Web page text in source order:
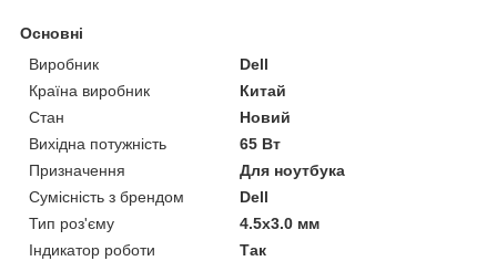
Основні
Виробник
Dell
Країна виробник
Китай
Стан
Новий
Вихідна потужність
65 Вт
Призначення
Для ноутбука
Сумісність з брендом
Dell
Тип роз'єму
4.5x3.0 мм
Індикатор роботи
Так